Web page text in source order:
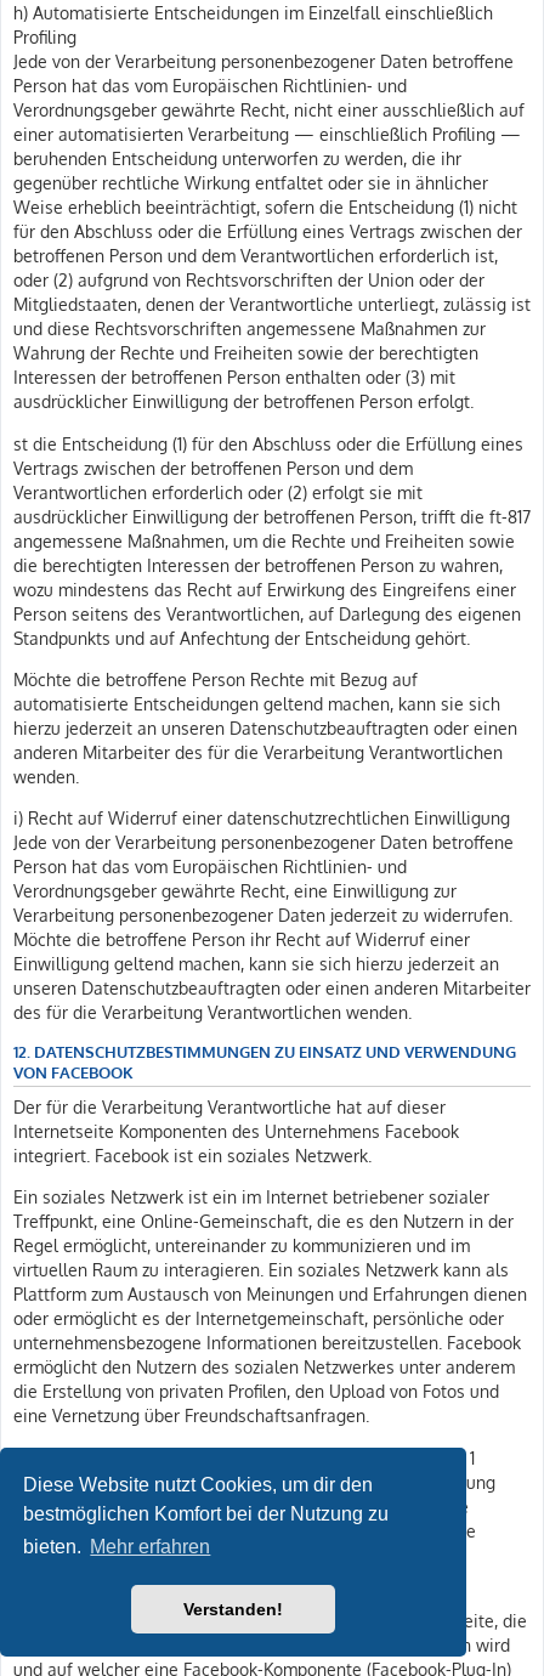
Diese Website nutzt Cookies, um dir den
bestmöglichen Komfort bei der Nutzung zu
bieten. Mehr erfahren
Verstanden!
h) Automatisierte Entscheidungen im Einzelfall einschließlich
Profiling
Jede von der Verarbeitung personenbezogener Daten betroffene
Person hat das vom Europäischen Richtlinien- und
Verordnungsgeber gewährte Recht, nicht einer ausschließlich auf
einer automatisierten Verarbeitung — einschließlich Profiling —
beruhenden Entscheidung unterworfen zu werden, die ihr
gegenüber rechtliche Wirkung entfaltet oder sie in ähnlicher
Weise erheblich beeinträchtigt, sofern die Entscheidung (1) nicht
für den Abschluss oder die Erfüllung eines Vertrags zwischen der
betroffenen Person und dem Verantwortlichen erforderlich ist,
oder (2) aufgrund von Rechtsvorschriften der Union oder der
Mitgliedstaaten, denen der Verantwortliche unterliegt, zulässig ist
und diese Rechtsvorschriften angemessene Maßnahmen zur
Wahrung der Rechte und Freiheiten sowie der berechtigten
Interessen der betroffenen Person enthalten oder (3) mit
ausdrücklicher Einwilligung der betroffenen Person erfolgt.
st die Entscheidung (1) für den Abschluss oder die Erfüllung eines
Vertrags zwischen der betroffenen Person und dem
Verantwortlichen erforderlich oder (2) erfolgt sie mit
ausdrücklicher Einwilligung der betroffenen Person, trifft die ft-817
angemessene Maßnahmen, um die Rechte und Freiheiten sowie
die berechtigten Interessen der betroffenen Person zu wahren,
wozu mindestens das Recht auf Erwirkung des Eingreifens einer
Person seitens des Verantwortlichen, auf Darlegung des eigenen
Standpunkts und auf Anfechtung der Entscheidung gehört.
Möchte die betroffene Person Rechte mit Bezug auf
automatisierte Entscheidungen geltend machen, kann sie sich
hierzu jederzeit an unseren Datenschutzbeauftragten oder einen
anderen Mitarbeiter des für die Verarbeitung Verantwortlichen
wenden.
i) Recht auf Widerruf einer datenschutzrechtlichen Einwilligung
Jede von der Verarbeitung personenbezogener Daten betroffene
Person hat das vom Europäischen Richtlinien- und
Verordnungsgeber gewährte Recht, eine Einwilligung zur
Verarbeitung personenbezogener Daten jederzeit zu widerrufen.
Möchte die betroffene Person ihr Recht auf Widerruf einer
Einwilligung geltend machen, kann sie sich hierzu jederzeit an
unseren Datenschutzbeauftragten oder einen anderen Mitarbeiter
des für die Verarbeitung Verantwortlichen wenden.
12. DATENSCHUTZBESTIMMUNGEN ZU EINSATZ UND VERWENDUNG
VON FACEBOOK
Der für die Verarbeitung Verantwortliche hat auf dieser
Internetseite Komponenten des Unternehmens Facebook
integriert. Facebook ist ein soziales Netzwerk.
Ein soziales Netzwerk ist ein im Internet betriebener sozialer
Treffpunkt, eine Online-Gemeinschaft, die es den Nutzern in der
Regel ermöglicht, untereinander zu kommunizieren und im
virtuellen Raum zu interagieren. Ein soziales Netzwerk kann als
Plattform zum Austausch von Meinungen und Erfahrungen dienen
oder ermöglicht es der Internetgemeinschaft, persönliche oder
unternehmensbezogene Informationen bereitzustellen. Facebook
ermöglicht den Nutzern des sozialen Netzwerkes unter anderem
die Erstellung von privaten Profilen, den Upload von Fotos und
eine Vernetzung über Freundschaftsanfragen.
Betreibergesellschaft von Facebook ist die Facebook, Inc., 1
Hacker Way, Menlo Park, CA 94025, USA. Für die Verarbeitung
personenbezogener Daten Verantwortlicher ist, wenn eine
betroffene Person außerhalb der USA oder Kanada lebt, die
Facebook Ireland Ltd., 4 Grand Canal Square, Grand Canal
Durch jeden Aufruf einer der Einzelseiten dieser Internetseite, die
durch den für die Verarbeitung Verantwortlichen betrieben wird
und auf welcher eine Facebook-Komponente (Facebook-Plug-In)